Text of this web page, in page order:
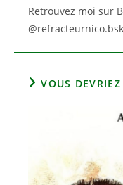
Retrouvez moi sur
VOUS